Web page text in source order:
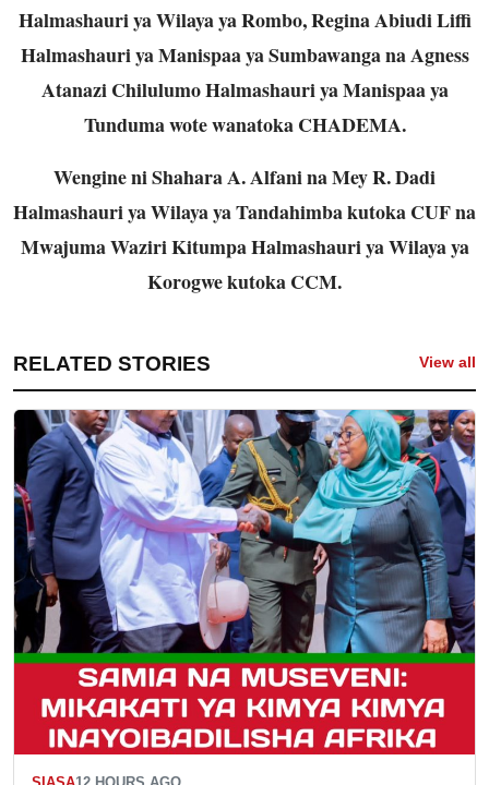
Halmashauri ya Wilaya ya Rombo, Regina Abiudi Liffi
Halmashauri ya Manispaa ya Sumbawanga na Agness
Atanazi Chilulumo Halmashauri ya Manispaa ya
Tunduma wote wanatoka CHADEMA.
Wengine ni Shahara A. Alfani na Mey R. Dadi
Halmashauri ya Wilaya ya Tandahimba kutoka CUF na
Mwajuma Waziri Kitumpa Halmashauri ya Wilaya ya
Korogwe kutoka CCM.
RELATED STORIES View all